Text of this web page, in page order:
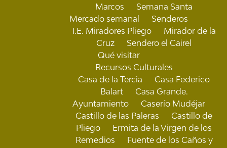
Marcos
Semana Santa
Mercado semanal
Senderos
I.E. Miradores Pliego
Mirador de la
Cruz
Sendero el Cairel
Qué visitar
Recursos Culturales
Casa de la Tercia
Casa Federico
Balart
Casa Grande.
Ayuntamiento
Caserío Mudéjar
Castillo de las Paleras
Castillo de
Pliego
Ermita de la Virgen de los
Remedios
Fuente de los Caños y